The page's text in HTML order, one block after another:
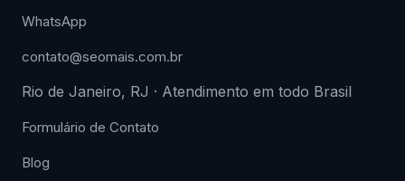
WhatsApp
contato@seomais.com.br
Rio de Janeiro, RJ · Atendimento em todo Brasil
Formulário de Contato
Blog